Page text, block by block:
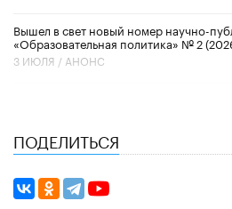
Вышел в свет новый номер научно-
«Образовательная политика» № 2
3 ИЮЛЯ / АНОНС
ПОДЕЛИТЬСЯ